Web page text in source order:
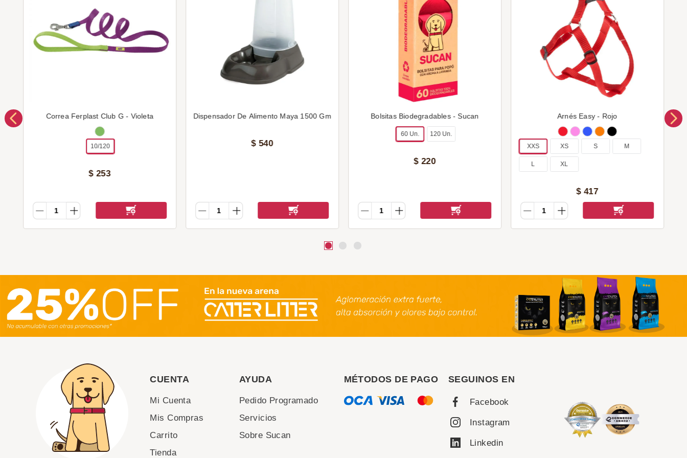
Correa Ferplast Club G - Violeta
10/120
$ 253
Dispensador De Alimento Maya 1500 Gm
$ 540
Bolsitas Biodegradables - Sucan
60 Un. 120 Un.
$ 220
Arnés Easy - Rojo
XXS XS S M
L XL
$ 417
CUENTA
Mi Cuenta
Mis Compras
Carrito
Tienda
AYUDA
Pedido Programado
Servicios
Sobre Sucan
MÉTODOS DE PAGO SEGUINOS EN
Facebook
Instagram
Linkedin